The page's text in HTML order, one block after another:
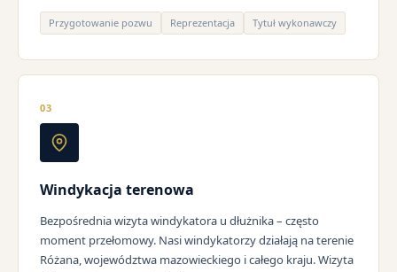
Przygotowanie pozwu Reprezentacja Tytuł wykonawczy
03
Windykacja terenowa
Bezpośrednia wizyta windykatora u dłużnika – często
moment przełomowy. Nasi windykatorzy działają na terenie
Różana, województwa mazowieckiego i całego kraju. Wizyta